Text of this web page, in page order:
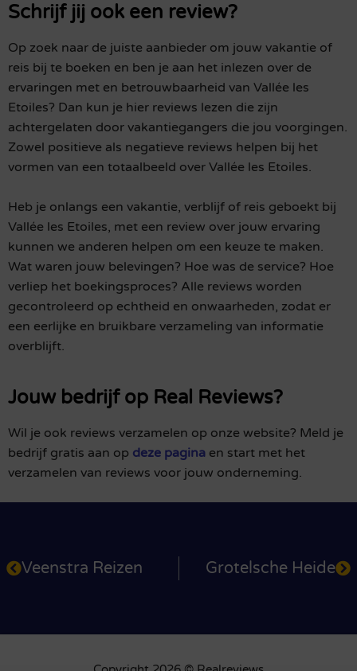
Schrijf jij ook een review?
Op zoek naar de juiste aanbieder om jouw vakantie of
reis bij te boeken en ben je aan het inlezen over de
ervaringen met en betrouwbaarheid van Vallée les
Etoiles? Dan kun je hier reviews lezen die zijn
achtergelaten door vakantiegangers die jou voorgingen.
Zowel positieve als negatieve reviews helpen bij het
vormen van een totaalbeeld over Vallée les Etoiles.
Heb je onlangs een vakantie, verblijf of reis geboekt bij
Vallée les Etoiles, met een review over jouw ervaring
kunnen we anderen helpen om een keuze te maken.
Wat waren jouw belevingen? Hoe was de service? Hoe
verliep het boekingsproces? Alle reviews worden
gecontroleerd op echtheid en onwaarheden, zodat er
een eerlijke en bruikbare verzameling van informatie
overblijft.
Jouw bedrijf op Real Reviews?
Wil je ook reviews verzamelen op onze website? Meld je
bedrijf gratis aan op deze pagina en start met het
verzamelen van reviews voor jouw onderneming.
Veenstra Reizen Grotelsche Heide